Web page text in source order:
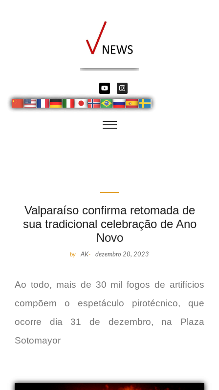
Valparaíso confirma retomada de
sua tradicional celebração de Ano
Novo
by AK- dezembro 20, 2023
Ao todo, mais de 30 mil fogos de artifícios
compõem o espetáculo pirotécnico, que
ocorre dia 31 de dezembro, na Plaza
Sotomayor